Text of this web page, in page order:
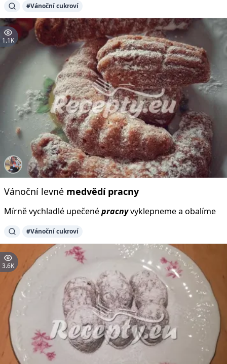
#Vánoční cukroví
1.1K
Vánoční levné medvědí pracny
Mírně vychladlé upečenépracnyvyklepneme a obalíme
#Vánoční cukroví
3.6K